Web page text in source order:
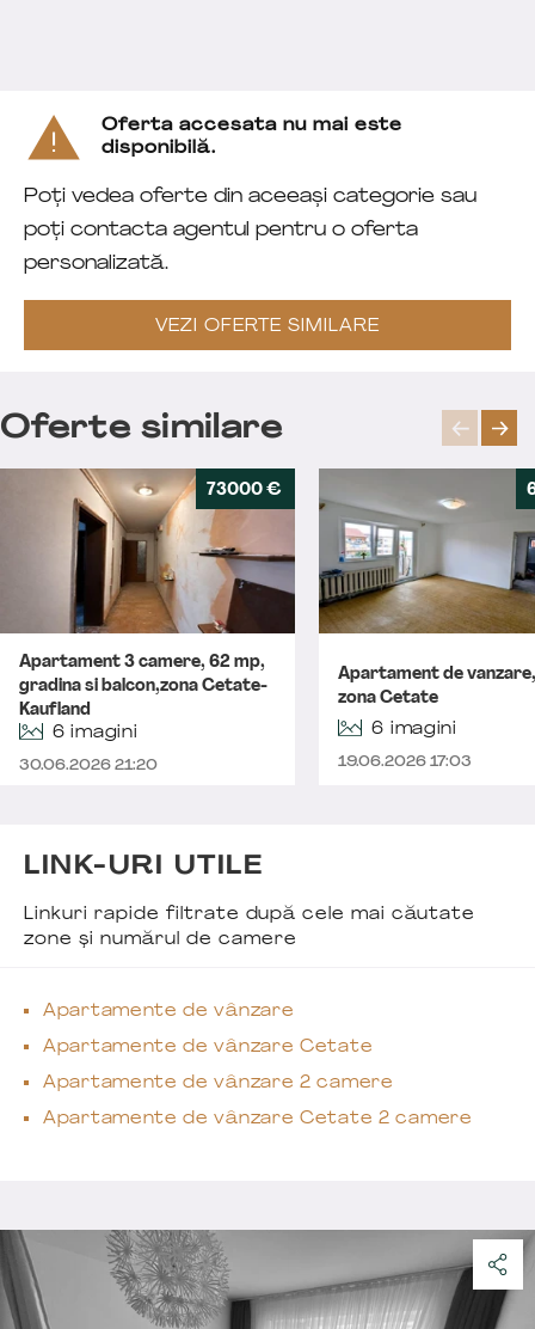
Oferta accesata nu mai este
disponibilă.
Poți vedea oferte din aceeași categorie sau
poți contacta agentul pentru o oferta
personalizată.
VEZI OFERTE SIMILARE
Oferte similare
73000 €
Apartament 3 camere, 62 mp,
gradina si balcon,zona Cetate-
Kaufland
6 imagini
30.06.2026 21:20
Apartament de
zona Cetate
6 imagini
19.06.2026 17:03
LINK-URI UTILE
Linkuri rapide filtrate după cele mai căutate
zone și numărul de camere
Apartamente de vânzare
Apartamente de vânzare Cetate
Apartamente de vânzare 2 camere
Apartamente de vânzare Cetate 2 camere